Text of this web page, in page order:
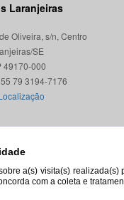
a(s) visita(s)
com a coleta e
Laranjeiras
Oliveira, s/n, Centro
SE
49170-000